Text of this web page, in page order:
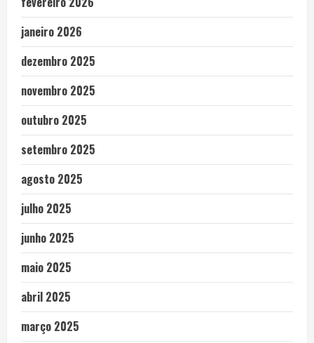
janeiro 2026
dezembro 2025
novembro 2025
outubro 2025
setembro 2025
agosto 2025
julho 2025
junho 2025
maio 2025
abril 2025
março 2025